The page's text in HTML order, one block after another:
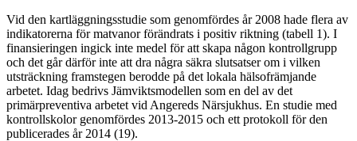
Vid den kartläggningsstudie som genomfördes år 2008 hade flera av
indikatorerna för matvanor förändrats i positiv riktning (tabell 1). I
finansieringen ingick inte medel för att skapa någon kontrollgrupp
och det går därför inte att dra några säkra slutsatser om i vilken
utsträckning framstegen berodde på det lokala hälsofrämjande
arbetet. Idag bedrivs Jämviktsmodellen som en del av det
primärpreventiva arbetet vid Angereds Närsjukhus. En studie med
kontrollskolor genomfördes 2013-2015 och ett protokoll för den
publicerades år 2014 (19).